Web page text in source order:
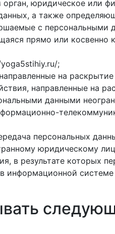
юридическое или
а также
с персональными
прямо или
;
на
направленные на
данными
персональных
юридическому
в результате которых
информационной